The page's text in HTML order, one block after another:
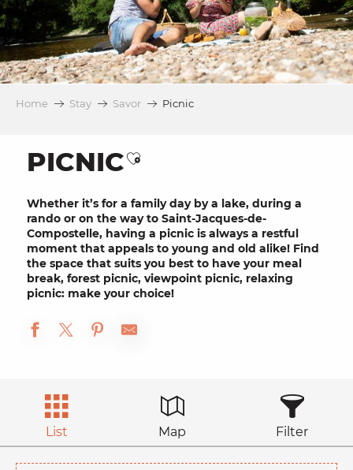
Home Stay Savor Picnic
PICNICAjouter aux favoris
Whether it’s for a family dayby a lake, during a
rando or on the way to Saint-Jacques-de-
Compostelle, having a picnic is always a restful
moment that appeals to young and old alike! Find
the space that suits you best to have your meal
break, forest picnic, viewpoint picnic, relaxing
picnic: make your choice!
List Map Filter